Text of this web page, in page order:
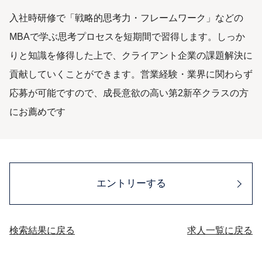
入社時研修で「戦略的思考力・フレームワーク」などの
MBAで学ぶ思考プロセスを短期間で習得します。しっか
りと知識を修得した上で、クライアント企業の課題解決に
貢献していくことができます。営業経験・業界に関わらず
応募が可能ですので、成長意欲の高い第2新卒クラスの方
にお薦めです
エントリーする
検索結果に戻る 求人一覧に戻る